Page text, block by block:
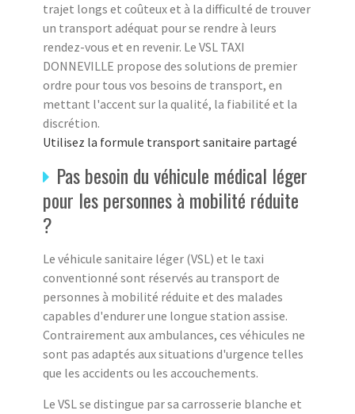
trajet longs et coûteux et à la difficulté de trouver
un transport adéquat pour se rendre à leurs
rendez-vous et en revenir. Le VSL TAXI
DONNEVILLE propose des solutions de premier
ordre pour tous vos besoins de transport, en
mettant l'accent sur la qualité, la fiabilité et la
discrétion.
Utilisez la formule transport sanitaire partagé
Pas besoin du véhicule médical léger
pour les personnes à mobilité réduite
?
Le véhicule sanitaire léger (VSL) et le taxi
conventionné sont réservés au transport de
personnes à mobilité réduite et des malades
capables d'endurer une longue station assise.
Contrairement aux ambulances, ces véhicules ne
sont pas adaptés aux situations d'urgence telles
que les accidents ou les accouchements.
Le VSL se distingue par sa carrosserie blanche et